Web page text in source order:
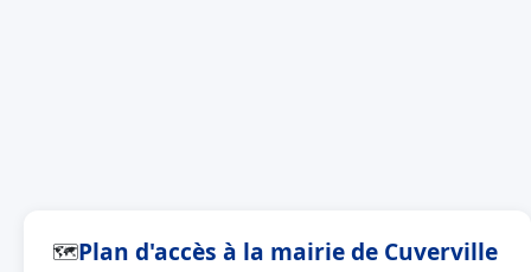
🗺Plan d'accès à la mairie de Cuverville